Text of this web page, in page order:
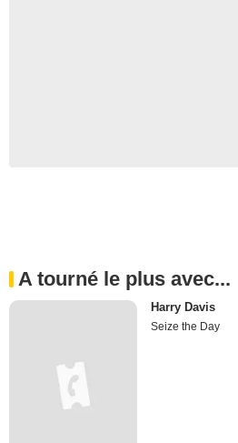
A tourné le plus avec...
Harry Davis
Seize the Day